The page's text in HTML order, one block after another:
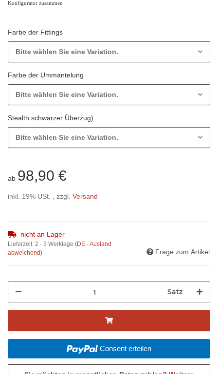
Konfigurator zusammen
Farbe der Fittings
Bitte wählen Sie eine Variation.
Farbe der Ummantelung
Bitte wählen Sie eine Variation.
Stealth schwarzer Überzug)
Bitte wählen Sie eine Variation.
ab 98,90 €
inkl. 19% USt. , zzgl. Versand
nicht an Lager
Lieferzeit: 2 - 3 Werktage (DE - Ausland
abweichend)
Frage zum Artikel
Satz
Consent erteilen